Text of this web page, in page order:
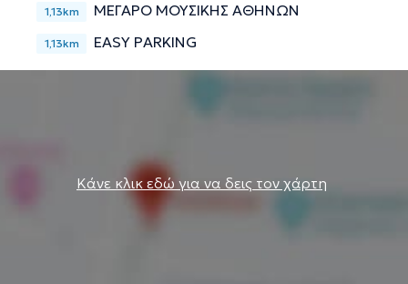
1,13km ΜΕΓΑΡΟ ΜΟΥΣΙΚΗΣ ΑΘΗΝΩΝ
1,13km EASY PARKING
Κάνε κλικ εδώ για να δεις τον χάρτη